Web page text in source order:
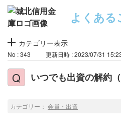
よくある
カテゴリー表示
No : 343 更新日時 : 2023/07/31
いつでも出資の解約
カテゴリー： 会員・出資